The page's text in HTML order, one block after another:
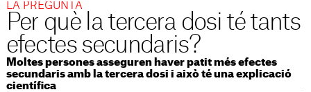
LA PREGUNTA
Per què la tercera dosi té tants
efectes secundaris?
Moltes persones asseguren haver patit més efectes
secundaris amb la tercera dosi i això té una explicació
científica